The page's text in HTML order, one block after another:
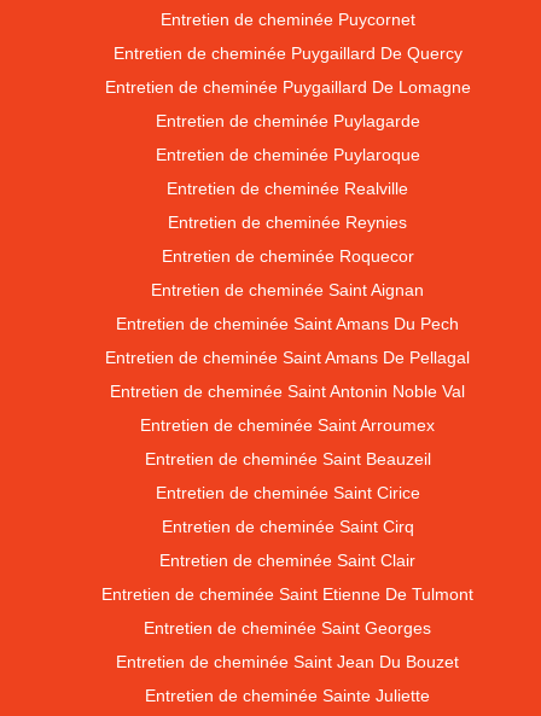
Entretien de cheminée Puycornet
Entretien de cheminée Puygaillard De Quercy
Entretien de cheminée Puygaillard De Lomagne
Entretien de cheminée Puylagarde
Entretien de cheminée Puylaroque
Entretien de cheminée Realville
Entretien de cheminée Reynies
Entretien de cheminée Roquecor
Entretien de cheminée Saint Aignan
Entretien de cheminée Saint Amans Du Pech
Entretien de cheminée Saint Amans De Pellagal
Entretien de cheminée Saint Antonin Noble Val
Entretien de cheminée Saint Arroumex
Entretien de cheminée Saint Beauzeil
Entretien de cheminée Saint Cirice
Entretien de cheminée Saint Cirq
Entretien de cheminée Saint Clair
Entretien de cheminée Saint Etienne De Tulmont
Entretien de cheminée Saint Georges
Entretien de cheminée Saint Jean Du Bouzet
Entretien de cheminée Sainte Juliette